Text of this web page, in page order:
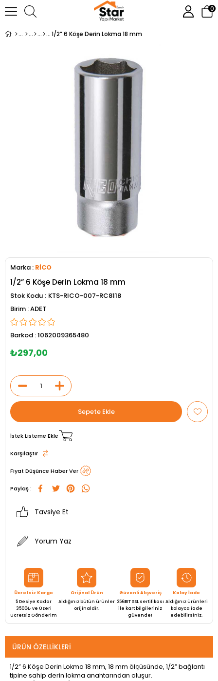
0
1/2” 6 Köşe Derin Lokma 18 mm
Marka : RİCO
1/2” 6 Köşe Derin Lokma 18 mm
Stok Kodu
KTS-RICO-007-RC8118
ADET
Barkod :1062009365480
₺297,00
İstek Listeme Ekle
Karşılaştır
Fiyat Düşünce Haber Ver
Paylaş :
Tavsiye Et
Yorum Yaz
Ücretsiz Kargo
5 Desiye Kadar
3500₺ ve Üzeri
Ücretsiz Gönderim
Orijinal Ürün
Aldığınız bütün ürünler
orijinaldir.
Güvenli Alışveriş
256BIT SSL sertifikası
ile kart bilgileriniz
güvende!
Kolay İade
Aldığınız ürünleri
kolayca iade
edebilirsiniz.
ÜRÜN ÖZELLIKLERI
1/2” 6 Köşe Derin Lokma 18 mm, 18 mm ölçüsünde, 1/2” bağlantı
tipine sahip derin lokma anahtarından oluşur.